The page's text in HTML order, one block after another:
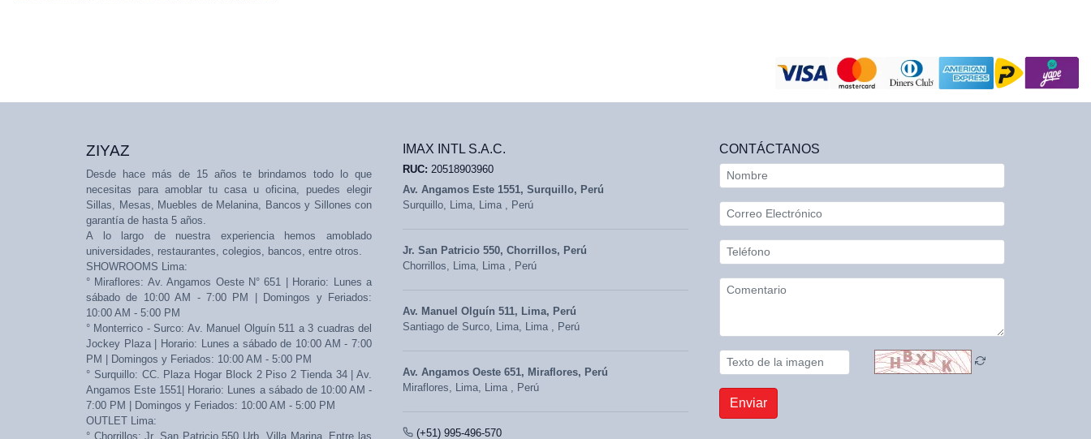
ZIYAZ
Desde hace más de 15 años te brindamos todo lo que
necesitas para amoblar tu casa u oficina, puedes elegir
Sillas, Mesas, Muebles de Melanina, Bancos y Sillones con
garantía de hasta 5 años.
A lo largo de nuestra experiencia hemos amoblado
universidades, restaurantes, colegios, bancos, entre otros.
SHOWROOMS Lima:
° Miraflores: Av. Angamos Oeste N° 651 | Horario: Lunes a
sábado de 10:00 AM - 7:00 PM | Domingos y Feriados:
10:00 AM - 5:00 PM
° Monterrico - Surco: Av. Manuel Olguín 511 a 3 cuadras del
Jockey Plaza | Horario: Lunes a sábado de 10:00 AM - 7:00
PM | Domingos y Feriados: 10:00 AM - 5:00 PM
° Surquillo: CC. Plaza Hogar Block 2 Piso 2 Tienda 34 | Av.
Angamos Este 1551| Horario: Lunes a sábado de 10:00 AM -
7:00 PM | Domingos y Feriados: 10:00 AM - 5:00 PM
OUTLET Lima:
° Chorrillos: Jr. San Patricio 550 Urb. Villa Marina. Entre las
IMAX INTL S.A.C.
RUC: 20518903960
Av. Angamos Este 1551, Surquillo, Perú
Surquillo, Lima, Lima Perú
Jr. San Patricio 550, Chorrillos, Perú
Chorrillos,
Lima, Lima Perú
Av. Manuel Olguín 511, Lima, Perú
Santiago de Surco, Lima, Lima Perú
Av. Angamos Oeste 651, Miraflores, Perú
Miraflores,
Lima, Lima Perú
(+51) 995-496-570
CONTÁCTANOS
Enviar